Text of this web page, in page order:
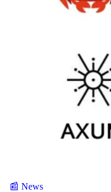
📰 News